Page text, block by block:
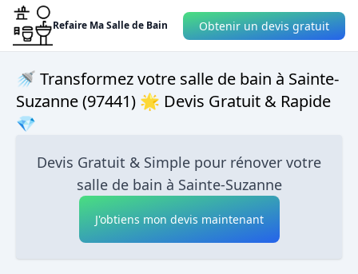
Refaire Ma Salle de Bain Obtenir un devis gratuit
🚿 Transformez votre salle de bain à Sainte-
Suzanne (97441) 🌟 Devis Gratuit & Rapide
💎
Devis Gratuit & Simple pour rénover votre
salle de bain à Sainte-Suzanne
J'obtiens mon devis maintenant